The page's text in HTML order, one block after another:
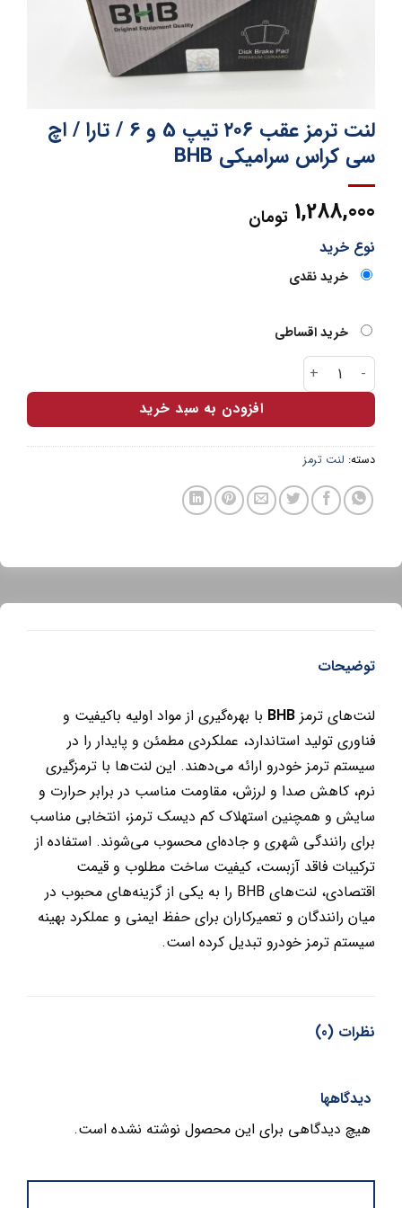
لنت ترمز عقب ۲۰۶ تیپ 5 و 6 / تارا / اچ
سی کراس سرامیکی BHB
1,288,000 تومان
نوع خرید
خرید نقدی
خرید اقساطی
لنت ترمز عقب ۲۰۶ تیپ 5 و 6 / تارا / اچ سی کراس سرامیکی BHB عدد
افزودن به سبد خرید
دسته:لنت ترمز
توضیحات
لنت‌های ترمزBHBبا بهره‌گیری از مواد اولیه باکیفیت و
فناوری تولید استاندارد، عملکردی مطمئن و پایدار را در
سیستم ترمز خودرو ارائه می‌دهند. این لنت‌ها با ترمزگیری
نرم، کاهش صدا و لرزش، مقاومت مناسب در برابر حرارت و
سایش و همچنین استهلاک کم دیسک ترمز، انتخابی مناسب
برای رانندگی شهری و جاده‌ای محسوب می‌شوند. استفاده از
ترکیبات فاقد آزبست، کیفیت ساخت مطلوب و قیمت
اقتصادی، لنت‌های BHB را به یکی از گزینه‌های محبوب در
میان رانندگان و تعمیرکاران برای حفظ ایمنی و عملکرد بهینه
سیستم ترمز خودرو تبدیل کرده است.
نظرات (0)
دیدگاهها
هیچ دیدگاهی برای این محصول نوشته نشده است.